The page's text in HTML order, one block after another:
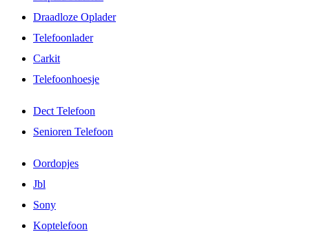
Draadloze Oplader
Telefoonlader
Carkit
Telefoonhoesje
Dect Telefoon
Senioren Telefoon
Oordopjes
Jbl
Sony
Koptelefoon